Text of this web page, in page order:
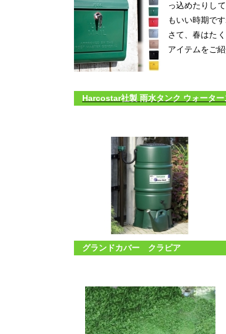
第18回 受賞作品
第16回 応募サイト
第15回 受賞作品
っ込めたりし
もいい時期です
さて、春はた
アイテムをご
Harcostar社製 雨水タンク ウォータ
グランドカバー クラピア